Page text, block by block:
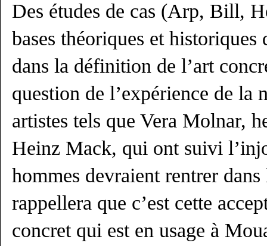
Des études de cas (Arp, Bill,
bases théoriques et
dans la définition de l’art
question de l’expérience de la
artistes tels que Vera Molnar,
Heinz Mack, qui ont suivi
hommes devraient rentrer
rappellera que c’est cette
concret qui est en usage à